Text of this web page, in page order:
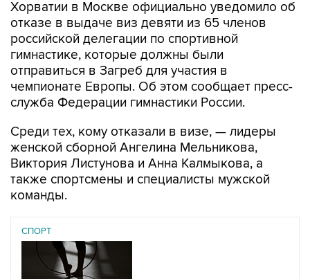
Хорватии в Москве официально уведомило об
отказе в выдаче виз девяти из 65 членов
российской делегации по спортивной
гимнастике, которые должны были
отправиться в Загреб для участия в
чемпионате Европы. Об этом сообщает пресс-
служба Федерации гимнастики России.
Среди тех, кому отказали в визе, — лидеры
женской сборной Ангелина Мельникова,
Виктория Листунова и Анна Калмыкова, а
также спортсмены и специалисты мужской
команды.
СПОРТ